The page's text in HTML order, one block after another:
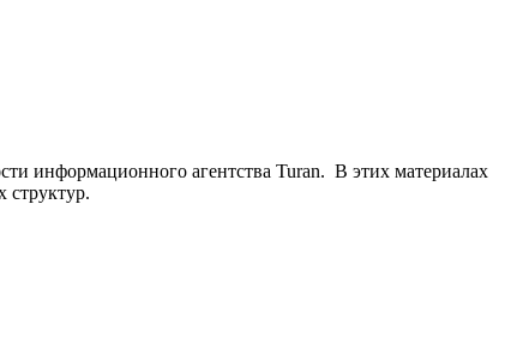
информационного агентства Turan. В этих материалах
структур.